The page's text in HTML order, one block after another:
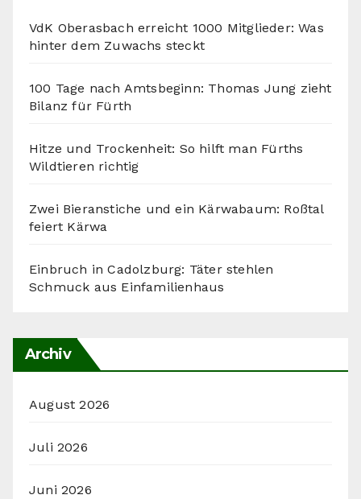
VdK Oberasbach erreicht 1000 Mitglieder: Was
hinter dem Zuwachs steckt
100 Tage nach Amtsbeginn: Thomas Jung zieht
Bilanz für Fürth
Hitze und Trockenheit: So hilft man Fürths
Wildtieren richtig
Zwei Bieranstiche und ein Kärwabaum: Roßtal
feiert Kärwa
Einbruch in Cadolzburg: Täter stehlen
Schmuck aus Einfamilienhaus
Archiv
August 2026
Juli 2026
Juni 2026